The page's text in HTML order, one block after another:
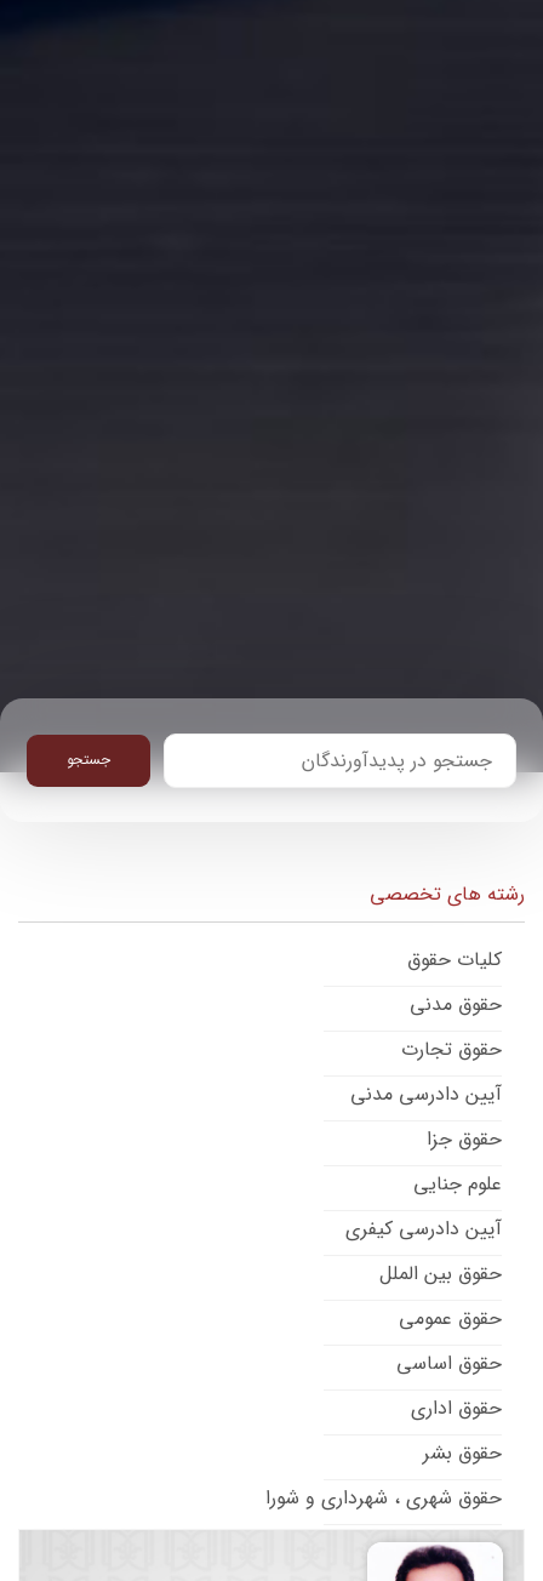
جستجو
رشته های تخصصی
کلیات حقوق
حقوق مدنی
حقوق تجارت
آیین دادرسی مدنی
حقوق جزا
علوم جنایی
آیین دادرسی کیفری
حقوق بین الملل
حقوق عمومی
حقوق اساسی
حقوق اداری
حقوق بشر
حقوق شهری ، شهرداری و شورا
حقوق تطبیقی